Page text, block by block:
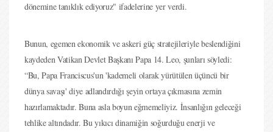
dönemine tanıklık ediyoruz" ifadelerine yer verdi.
Bunun, egemen ekonomik ve askeri güç stratejileriyle beslendiğini
kaydeden Vatikan Devlet Başkanı Papa 14. Leo, şunları söyledi:
“Bu, Papa Franciscus'un 'kademeli olarak yürütülen üçüncü bir
dünya savaşı' diye adlandırdığı şeyin ortaya çıkmasına zemin
hazırlamaktadır. Buna asla boyun eğmemeliyiz. İnsanlığın geleceği
tehlike altındadır. Bu yıkıcı dinamiğin soğurduğu enerji ve